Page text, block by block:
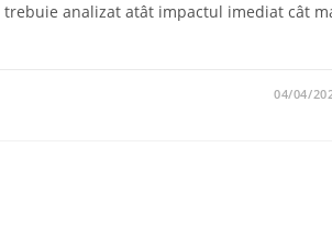
analizat atât impactul imediat cât
04/04/